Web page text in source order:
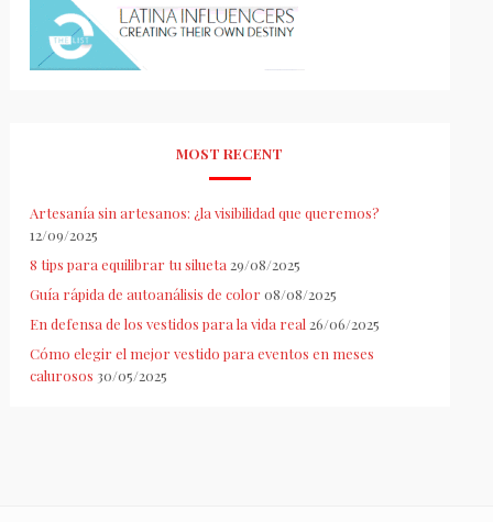
MOST RECENT
Artesanía sin artesanos: ¿la visibilidad que queremos?
12/09/2025
8 tips para equilibrar tu silueta 29/08/2025
Guía rápida de autoanálisis de color 08/08/2025
En defensa de los vestidos para la vida real 26/06/2025
Cómo elegir el mejor vestido para eventos en meses
calurosos 30/05/2025